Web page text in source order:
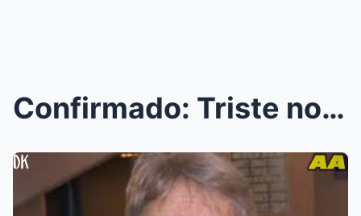
Confirmado: Triste noticia sobre Juan Ferrara R...